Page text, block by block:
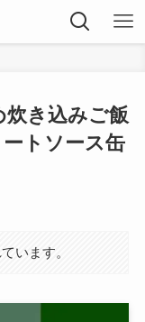
炊き込みご飯
トソース缶
います。